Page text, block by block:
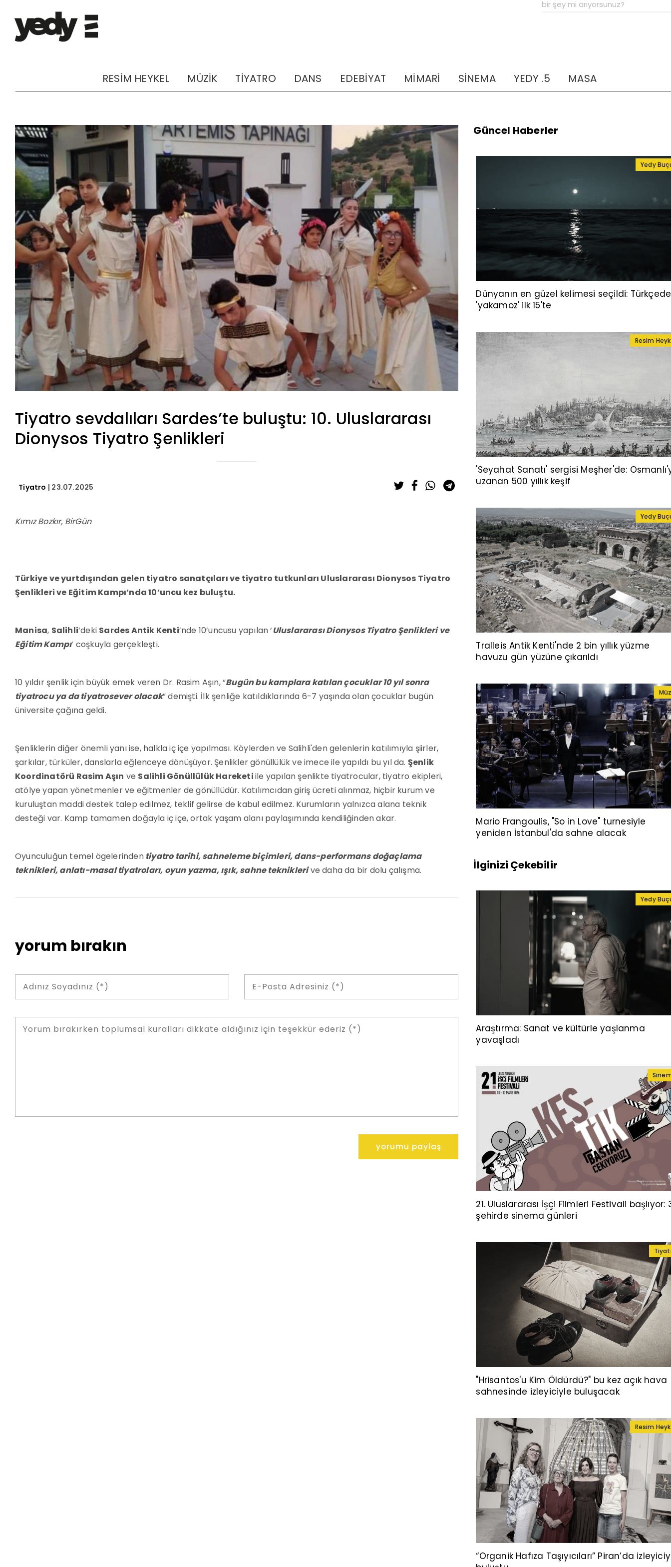
RESİM HEYKEL MÜZİK TİYATRO DANS EDEBİYAT MİMARİ SİNEMA YEDY .5 MASA
Tiyatro sevdalıları Sardes’te buluştu: 10. Uluslararası
Dionysos Tiyatro Şenlikleri
Tiyatro | 23.07.2025
Kımız Bozkır, BirGün
Türkiye ve yurtdışından gelen tiyatro sanatçıları ve tiyatro tutkunları Uluslararası Dionysos Tiyatro
Şenlikleri ve Eğitim Kampı’nda 10’uncu kez buluştu.
Manisa, Salihli’deki Sardes Antik Kenti’nde 10’uncusu yapılan ‘Uluslararası Dionysos Tiyatro Şenlikleri ve
Eğitim Kampı’ coşkuyla gerçekleşti.
10 yıldır şenlik için büyük emek veren Dr. Rasim Aşın, “Bugün bu kamplara katılan çocuklar 10 yıl sonra
tiyatrocu ya da tiyatrosever olacak” demişti. İlk şenliğe katıldıklarında 6-7 yaşında olan çocuklar bugün
üniversite çağına geldi.
Şenliklerin diğer önemli yanı ise, halkla iç içe yapılması. Köylerden ve Salihli'den gelenlerin katılımıyla şiirler,
şarkılar, türküler, danslarla eğlenceye dönüşüyor. Şenlikler gönüllülük ve imece ile yapıldı bu yıl da. Şenlik
Koordinatörü Rasim Aşın ve Salihli Gönüllülük Hareketiile yapılan şenlikte tiyatrocular, tiyatro ekipleri,
atölye yapan yönetmenler ve eğitmenler de gönüllüdür. Katılımcıdan giriş ücreti alınmaz, hiçbir kurum ve
kuruluştan maddi destek talep edilmez, teklif gelirse de kabul edilmez. Kurumların yalnızca alana teknik
desteği var. Kamp tamamen doğayla iç içe, ortak yaşam alanı paylaşımında kendiliğinden akar.
Oyunculuğun temel ögelerindentiyatro tarihi, sahneleme biçimleri, dans-performans doğaçlama
teknikleri, anlatı-masal tiyatroları, oyun yazma, ışık, sahne tekniklerive daha da bir dolu çalışma.
yorum bırakın
Güncel Haberler
Yedy
Dünyanın en güzel kelimesi seçildi:
'yakamoz' ilk 15'te
Resim
'Seyahat Sanatı' sergisi Meşher'de:
uzanan 500 yıllık keşif
Yedy
Tralleis Antik Kenti'nde 2 bin yıllık yüzme
havuzu gün yüzüne çıkarıldı
Mario Frangoulis, "So in Love" turnesiyle
yeniden İstanbul'da sahne alacak
İlginizi Çekebilir
Yedy
Araştırma: Sanat ve kültürle yaşlanma
yavaşladı
21. Uluslararası İşçi Filmleri Festivali başlıyor:
şehirde sinema günleri
"Hrisantos'u Kim Öldürdü?" bu kez açık hava
sahnesinde izleyiciyle buluşacak
Resim
“Organik Hafıza Taşıyıcıları” Piran’da